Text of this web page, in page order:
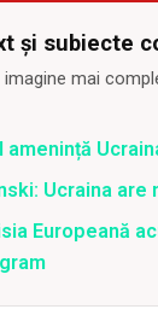
și subiecte
imagine mai
amenință
Ucraina are
Europeană